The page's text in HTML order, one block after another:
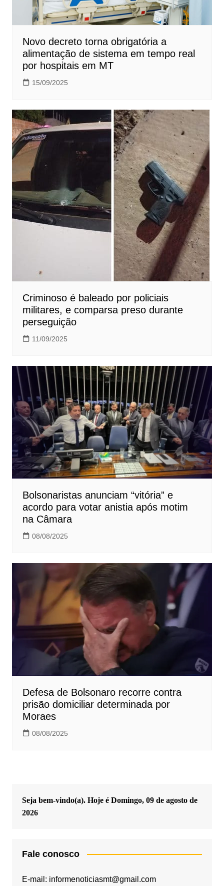
Novo decreto torna obrigatória a
alimentação de sistema em tempo real
por hospitais em MT
15/09/2025
Criminoso é baleado por policiais
militares, e comparsa preso durante
perseguição
11/09/2025
Bolsonaristas anunciam “vitória” e
acordo para votar anistia após motim
na Câmara
08/08/2025
Defesa de Bolsonaro recorre contra
prisão domiciliar determinada por
Moraes
08/08/2025
Seja bem-vindo(a). Hoje é Domingo, 09 de agosto de
2026
Fale conosco
E-mail: informenoticiasmt@gmail.com